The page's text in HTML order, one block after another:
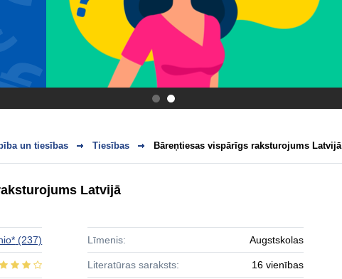
.
un tiesības Tiesības Bāreņtiesas vispārīgs raksturojums Latvijā
Latvijā
(237) Līmenis: Augstskolas
Literatūras saraksts: 16 vienības